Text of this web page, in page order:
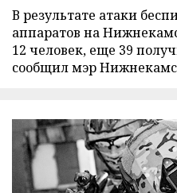
В результате атаки
аппаратов на
12 человек, еще 39
сообщил мэр